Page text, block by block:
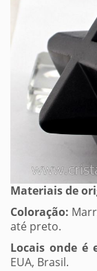
Materiais de
Coloração:
até preto.
Locais onde é
EUA, Brasil.